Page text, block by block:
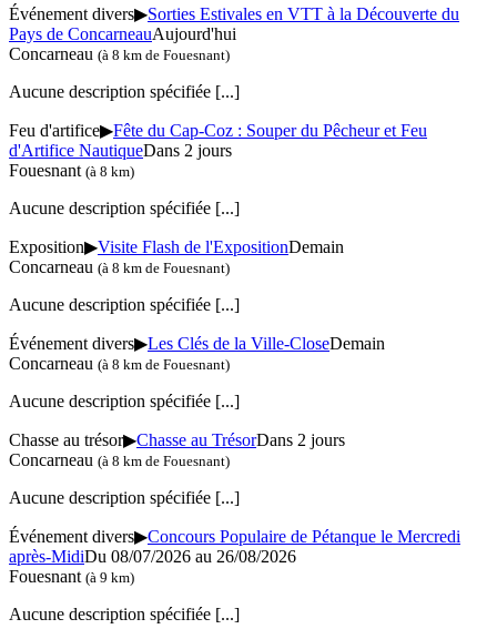
Événement divers▶Sorties Estivales en VTT à la Découverte du
Pays de ConcarneauAujourd'hui
Concarneau (à 8 km de Fouesnant)
Aucune description spécifiée [...]
Feu d'artifice▶Fête du Cap-Coz : Souper du Pêcheur et Feu
d'Artifice NautiqueDans 2 jours
Fouesnant (à 8 km)
Aucune description spécifiée [...]
Exposition▶Visite Flash de l'ExpositionDemain
Concarneau (à 8 km de Fouesnant)
Aucune description spécifiée [...]
Événement divers▶Les Clés de la Ville-CloseDemain
Concarneau (à 8 km de Fouesnant)
Aucune description spécifiée [...]
Chasse au trésor▶Chasse au TrésorDans 2 jours
Concarneau (à 8 km de Fouesnant)
Aucune description spécifiée [...]
Événement divers▶Concours Populaire de Pétanque le Mercredi
après-MidiDu 08/07/2026 au 26/08/2026
Fouesnant (à 9 km)
Aucune description spécifiée [...]